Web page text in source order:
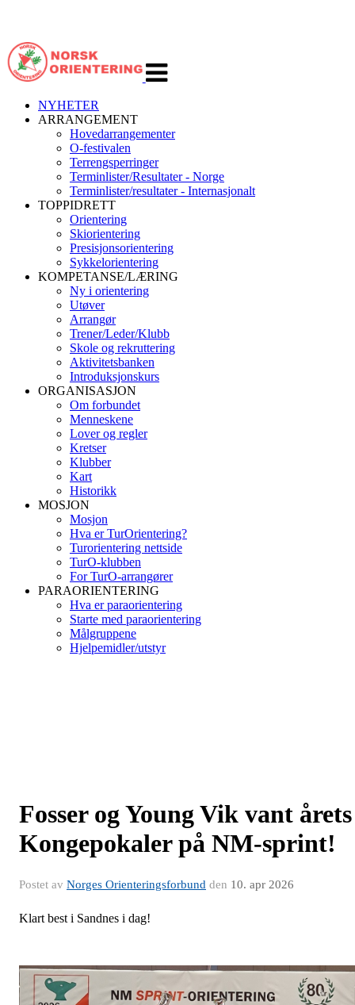
navigasjon
NYHETER
ARRANGEMENT
Hovedarrangementer
O-festivalen
Terrengsperringer
Terminlister/Resultater - Norge
Terminlister/resultater - Internasjonalt
TOPPIDRETT
Orientering
Skiorientering
Presisjonsorientering
Sykkelorientering
KOMPETANSE/LÆRING
Ny i orientering
Utøver
Arrangør
Trener/Leder/Klubb
Skole og rekruttering
Aktivitetsbanken
Introduksjonskurs
ORGANISASJON
Om forbundet
Menneskene
Lover og regler
Kretser
Klubber
Kart
Historikk
MOSJON
Mosjon
Hva er TurOrientering?
Turorientering nettside
TurO-klubben
For TurO-arrangører
PARAORIENTERING
Hva er paraorientering
Starte med paraorientering
Målgruppene
Hjelpemidler/utstyr
Fosser og Young Vik vant årets
Kongepokaler på NM-sprint!
Postet av Norges Orienteringsforbund den 10. apr 2026
Klart best i Sandnes i dag!